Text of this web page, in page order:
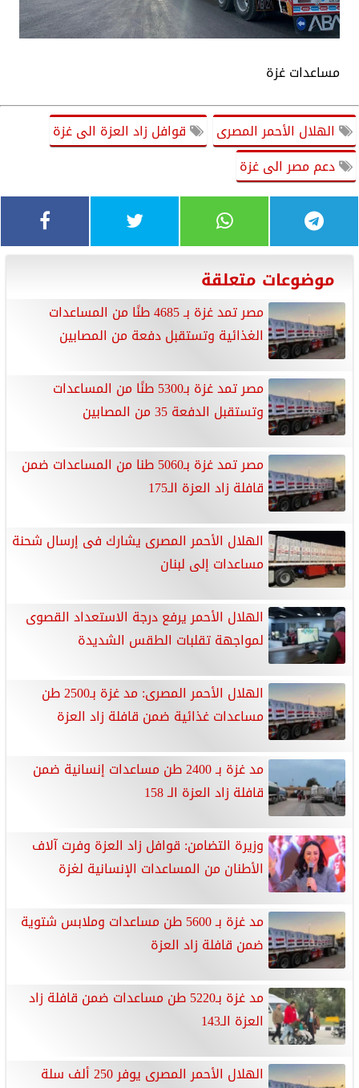
مساعدات غزة
الهلال الأحمر المصرى
قوافل زاد العزة الى غزة
دعم مصر الى غزة
موضوعات متعلقة
مصر تمد غزة بـ 4685 طنًا من المساعدات
الغذائية وتستقبل دفعة من المصابين
مصر تمد غزة بـ5300 طنًا من المساعدات
وتستقبل الدفعة 35 من المصابين
مصر تمد غزة بـ5060 طنا من المساعدات ضمن
قافلة زاد العزة الـ175
الهلال الأحمر المصرى يشارك فى إرسال شحنة
مساعدات إلى لبنان
الهلال الأحمر يرفع درجة الاستعداد القصوى
لمواجهة تقلبات الطقس الشديدة
الهلال الأحمر المصرى: مد غزة بـ2500 طن
مساعدات غذائية ضمن قافلة زاد العزة
مد غزة بـ 2400 طن مساعدات إنسانية ضمن
قافلة زاد العزة الـ 158
وزيرة التضامن: قوافل زاد العزة وفرت آلاف
الأطنان من المساعدات الإنسانية لغزة
مد غزة بـ 5600 طن مساعدات وملابس شتوية
ضمن قافلة زاد العزة
مد غزة بـ5220 طن مساعدات ضمن قافلة زاد
العزة الـ143
الهلال الأحمر المصرى يوفر 250 ألف سلة